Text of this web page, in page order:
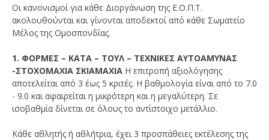
Οι κανονισμοί για κάθε Διοργάνωση της Ε.Ο.Π.Τ.
ακολουθούνται και γίνονται αποδεκτοί από κάθε Σωματείο
Μέλος της Ομοσπονδίας.
1. ΦΟΡΜΕΣ – ΚΑΤΑ – ΤΟΥΛ – ΤΕΧΝΙΚΕΣ ΑΥΤΟΑΜΥΝΑΣ
-ΣΤΟΧΟΜΑΧΙΑ ΣΚΙΑΜΑΧΙΑ Η επιτροπή αξιολόγησης
αποτελείται από 3 έως 5 κριτές. Η βαθμολογία είναι από το 7.0
- 9.0 και αφαιρείται η μικρότερη και η μεγαλύτερη. Σε
ισοβαθμία δίνεται σε όλους το αντίστοιχο μετάλλιο.
Κάθε αθλητής ή αθλήτρια, έχει 3 προσπάθειες εκτέλεσης της